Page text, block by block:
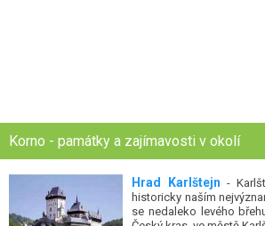
Korno - památky a zajímavosti v okolí
Hrad Karlštejn -
historicky naším
se nedaleko levého